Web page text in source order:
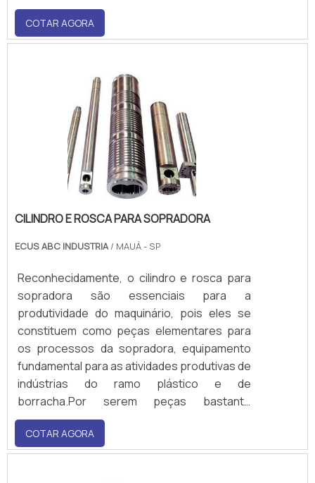
submetida a processos por meio de
maquinários sofisticados que contam alta
precisão, devolvendo todos os atributos do
etapas de bruniment.
COTAR AGORA
CILINDRO E ROSCA PARA SOPRADORA
ECUS ABC INDUSTRIA/ MAUÁ - SP
Reconhecidamente, o cilindro e rosca para
sopradora são essenciais para a
produtividade do maquinário, pois eles se
constituem como peças elementares para
os processos da sopradora, equipamento
fundamental para as atividades produtivas de
indústrias do ramo plástico e de
borracha.Por serem peças bastante
exigidas pelo maquinário, a degradação é
natural, o que leva o serviço de recuperação
ser ideal para empresas que desejam ter
COTAR AGORA